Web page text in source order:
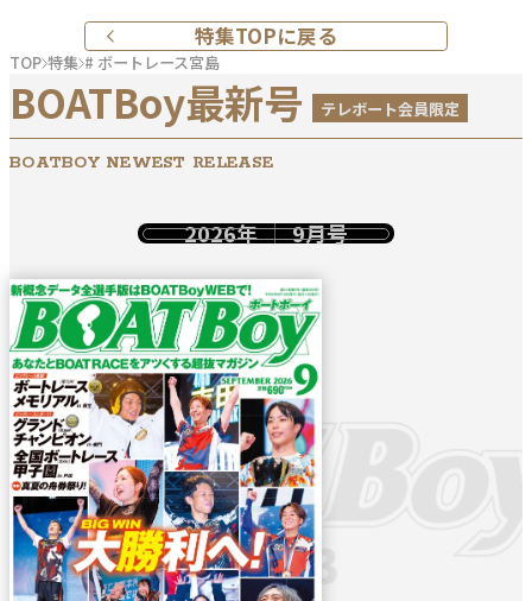
特集TOPに戻る
TOP 特集 # ボートレース宮島
BOATBoy最新号 テレボート会員限定
BOATBOY NEWEST RELEASE
2026年 9月号